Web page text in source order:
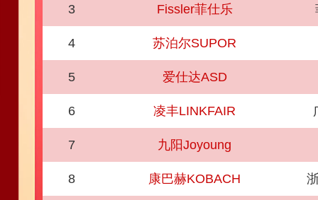
3 Fissler菲仕乐
4 苏泊尔SUPOR
5 爱仕达ASD
6 凌丰LINKFAIR
7 九阳Joyoung
8 康巴赫KOBACH